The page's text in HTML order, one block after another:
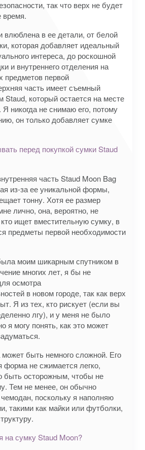
так что верх не будет
время.
влюблена в ее детали, от белой
которая добавляет идеальный
интереса, до роскошной
и внутреннего отделения на
предметов первой
часть имеет съемный
Staud, который остается на месте
никогда не снимаю его, потому
он только добавляет сумке
перед покупкой сумки Staud
часть Staud Moon Bag
из-за ее уникальной формы,
тонну. Хотя ее размер
лично, она, вероятно, не
ищет вместительную сумку, в
предметы первой необходимости
моим шикарным спутником в
многих лет, я бы не
осмотра
в новом городе, так как верх
Я из тех, кто рискует (если вы
лгу), и у меня не было
я могу понять, как это может
может быть немного сложной. Его
форма не сжимается легко,
быть осторожным, чтобы не
Тем не менее, он обычно
поскольку я наполняю
такими как майки или футболки,
на сумку Staud Moon?